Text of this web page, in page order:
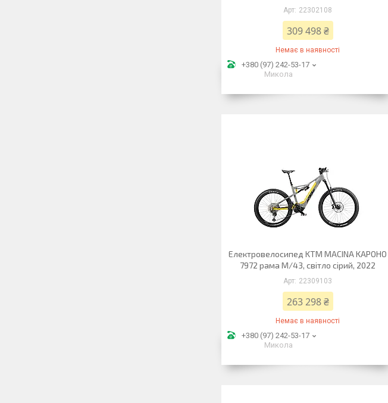
22302108
309 498 ₴
Немає в наявності
+380 (97) 242-53-17
Микола
Електровелосипед KTM MACINA KAPOHO
7972 рама M/43, світло сірий, 2022
22309103
263 298 ₴
Немає в наявності
+380 (97) 242-53-17
Микола